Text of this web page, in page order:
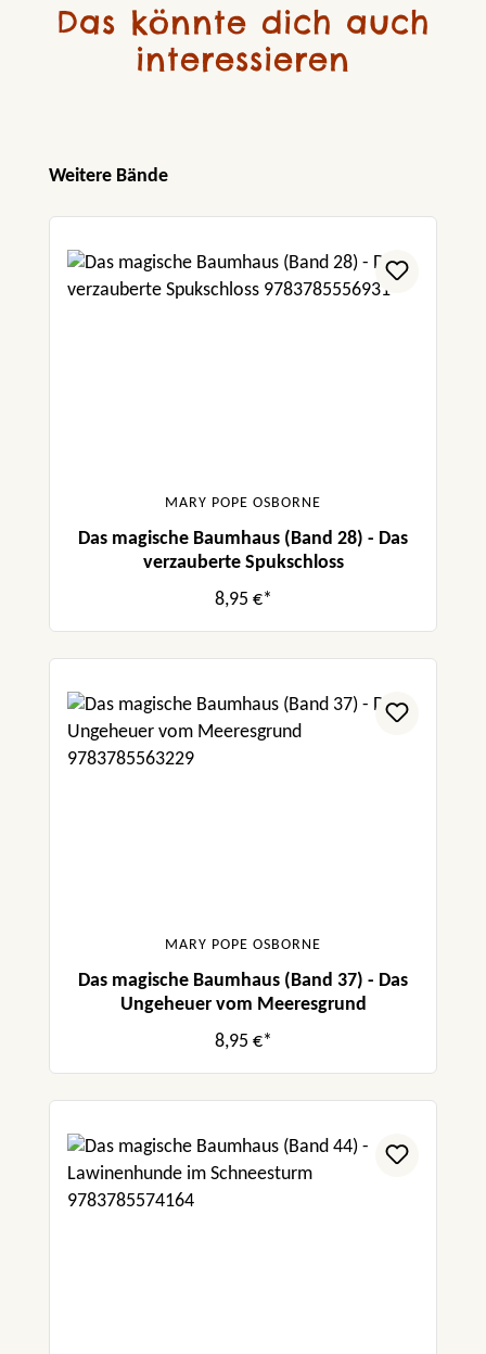
Das könnte dich auch
interessieren
Produktgalerie überspringen
Weitere Bände
MARY POPE OSBORNE
Das magische Baumhaus (Band 28) - Das
verzauberte Spukschloss
8,95 €*
MARY POPE OSBORNE
Das magische Baumhaus (Band 37) - Das
Ungeheuer vom Meeresgrund
8,95 €*